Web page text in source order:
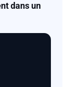
dans un